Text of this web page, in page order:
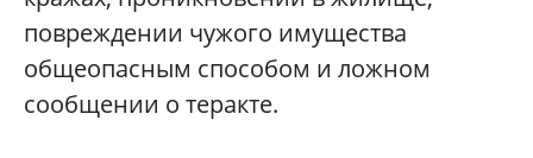
повреждении чужого имущества
общеопасным способом и ложном
сообщении о теракте.